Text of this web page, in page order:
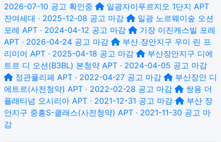
2026-07-10 공고 확인중 일광자이푸르지오 1단지 APT
잔여세대 · 2025-12-08 공고 마감
일광 노르웨이숲 오션
포레 APT · 2024-04-12 공고 마감
기장 이진캐스빌 포레
APT · 2026-04-24 공고 마감
부산 장안지구 우미 린 프
리미어 APT · 2025-04-18 공고 마감
부산장안지구 디에
트르 디 오션(B3BL) 본청약 APT · 2024-04-05 공고 마감
정관풀리페 APT · 2022-04-27 공고 마감
부산장안 디
에트르(사전청약) APT · 2022-02-28 공고 마감
쌍용 더
플래티넘 오시리아 APT · 2021-12-31 공고 마감
부산 장
안지구 중흥S-클래스(사전청약) APT · 2021-11-30 공고 마
감